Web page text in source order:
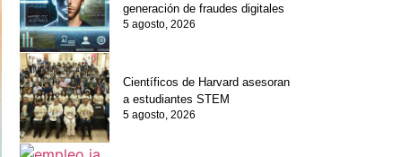
generación de fraudes digitales
5 agosto, 2026
Científicos de Harvard asesoran
a estudiantes STEM
5 agosto, 2026